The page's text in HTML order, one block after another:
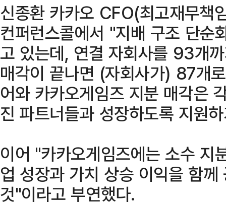
신종환 카카오 CFO(최고재무책
컨퍼런스콜에서 "지배 구조 단순
고 있는데, 연결 자회사를 93개
매각이 끝나면 (자회사가) 87개
어와 카카오게임즈 지분 매각은
진 파트너들과 성장하도록 지원
이어 "카카오게임즈에는 소수 지
업 성장과 가치 상승 이익을 함
것"이라고 부연했다.